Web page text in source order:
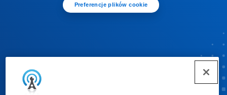
Preferencje plików cookie